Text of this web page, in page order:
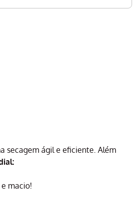
secagem ágil e eficiente. Além
macio!